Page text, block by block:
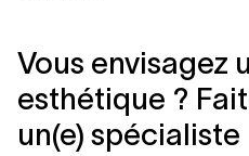
Vous envisagez
esthétique ?
un(e) spécialiste